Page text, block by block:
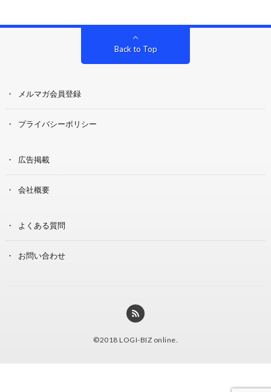
Back to Top
メルマガ会員登録
プライバシーポリシー
広告掲載
会社概要
よくある質問
お問い合わせ
©2018 LOGI-BIZ online